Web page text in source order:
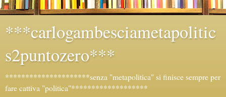
***carlogambesciametapolitic
s2puntozero***
*********************senza "metapolitica" si finisce sempre per
fare cattiva "politica"*******************